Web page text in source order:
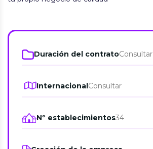
Duración del contratoConsultar
InternacionalConsultar
Nº establecimientos34